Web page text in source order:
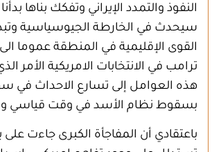
النفوذ والتمدد الإيراني وتفكك بناها
سيحدث في الخارطة الجيوسياسية
القوى الإقليمية في المنطقة عموما
ترامب في الانتخابات الامريكية الأمر
هذه العوامل إلى تسارع الاحداث في
بسقوط نظام الأسد في وقت قياسي
باعتقادي أن المفاجأة الكبرى جاءت على